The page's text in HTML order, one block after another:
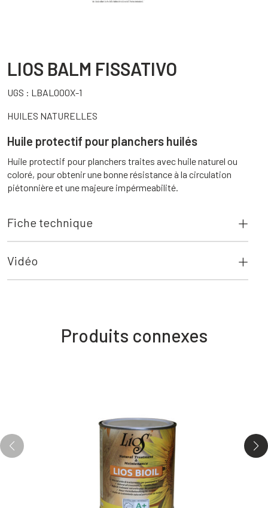
LIOS BALM FISSATIVO
UGS : LBAL000X-1
HUILES NATURELLES
Huile protectif pour planchers huilés
Huile protectif pour planchers traites avec huile naturel ou
coloré, pour obtenir une bonne résistance à la circulation
piétonnière et une majeure impérmeabilité.
Fiche technique
Vidéo
Produits connexes